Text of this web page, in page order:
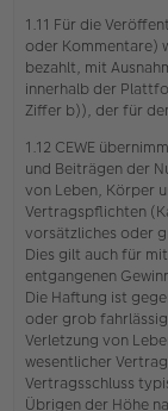
1.11 Für die
oder Kommentare)
bezahlt, mit
innerhalb der
Ziffer b)), der für
1.12 CEWE
und Beiträgen der
von Leben, Körper
Vertragspflichten
vorsätzliches oder
Dies gilt auch für
entgangenen
Die Haftung ist
oder grob
Verletzung von
wesentlicher
Vertragsschluss
Übrigen der Höhe